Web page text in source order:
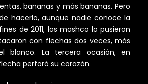
bananas y más bananas. Pero
hacerlo, aunque nadie conoce la
de 2011, los mashco lo pusieron
con flechas dos veces, más
blanco. La tercera ocasión, en
perforó su corazón.